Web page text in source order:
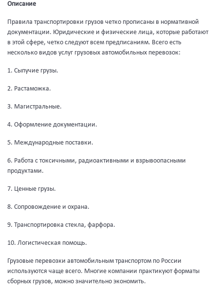
Описание
Правила транспортировки грузов четко прописаны в нормативной
документации. Юридические и физические лица, которые работают
в этой сфере, четко следуют всем предписаниям. Всего есть
несколько видов услуг грузовых автомобильных перевозок:
1. Сыпучие грузы.
2. Растаможка.
3. Магистральные.
4. Оформление документации.
5. Международные поставки.
6. Работа с токсичными, радиоактивными и взрывоопасными
продуктами.
7. Ценные грузы.
8. Сопровождение и охрана.
9. Транспортировка стекла, фарфора.
10. Логистическая помощь.
Грузовые перевозки автомобильным транспортом по России
используются чаще всего. Многие компании практикуют форматы
сборных грузов, можно значительно экономить.